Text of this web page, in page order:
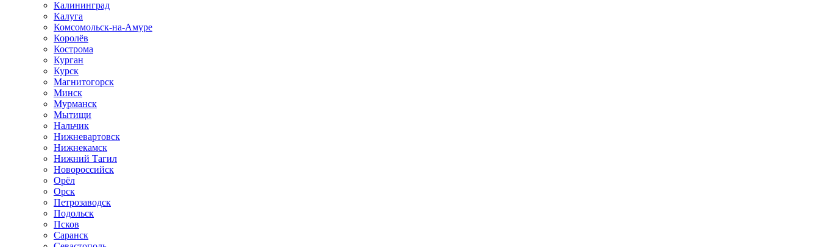
Калининград
Калуга
Комсомольск-на-Амуре
Королёв
Кострома
Курган
Курск
Магнитогорск
Минск
Мурманск
Мытищи
Нальчик
Нижневартовск
Нижнекамск
Нижний Тагил
Новороссийск
Орёл
Орск
Петрозаводск
Подольск
Псков
Саранск